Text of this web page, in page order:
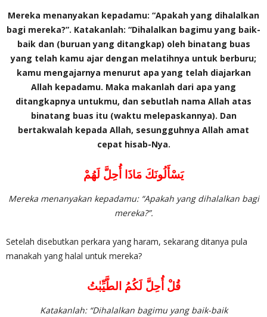
Mereka menanyakan kepadamu: “Apakah yang dihalalkan
bagi mereka?”. Katakanlah: “Dihalalkan bagimu yang baik-
baik dan (buruan yang ditangkap) oleh binatang buas
yang telah kamu ajar dengan melatihnya untuk berburu;
kamu mengajarnya menurut apa yang telah diajarkan
Allah kepadamu. Maka makanlah dari apa yang
ditangkapnya untukmu, dan sebutlah nama Allah atas
binatang buas itu (waktu melepaskannya). Dan
bertakwalah kepada Allah, sesungguhnya Allah amat
cepat hisab-Nya.
يَسْأَلُونَكَ مَاذَا أُحِلَّ لَهُمْ
Mereka menanyakan kepadamu: “Apakah yang dihalalkan bagi
mereka?”.
Setelah disebutkan perkara yang haram, sekarang ditanya pula
manakah yang halal untuk mereka?
قُلْ أُحِلَّ لَكُمُ الطَّيِّبٰتُ
Katakanlah: “Dihalalkan bagimu yang baik-baik